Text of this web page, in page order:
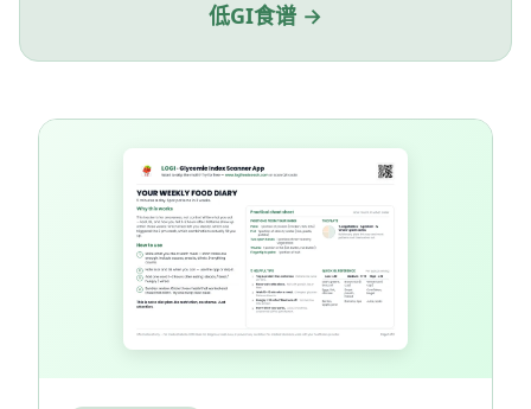
低GI食谱 →